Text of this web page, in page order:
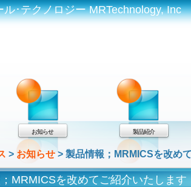
･テクノロジー MRTechnology, Inc
お知らせ 製品紹介
> お知らせ> 製品情報；MRMICSを改め
MRMICSを改めてご紹介いたします